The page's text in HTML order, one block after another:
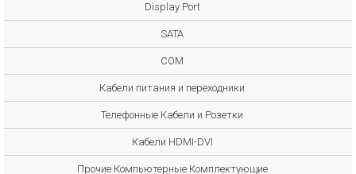
Display Port
SATA
COM
Кабели питания и переходники
Телефонные Кабели и Розетки
Кабели HDMI-DVI
Прочие Компьютерные Комплектующие